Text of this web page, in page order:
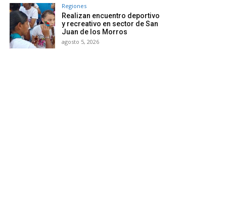
Regiones
Realizan encuentro deportivo
y recreativo en sector de San
Juan de los Morros
agosto 5, 2026